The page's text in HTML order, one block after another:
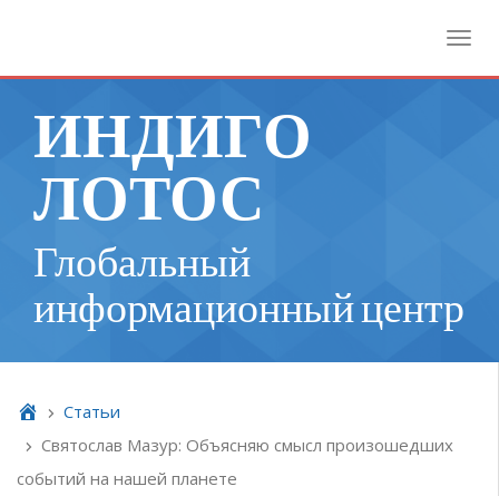
ИНДИГО
ЛОТОС
Глобальный
информационный центр
Cтатьи
Святослав Мазур: Объясняю смысл произошедших
событий на нашей планете